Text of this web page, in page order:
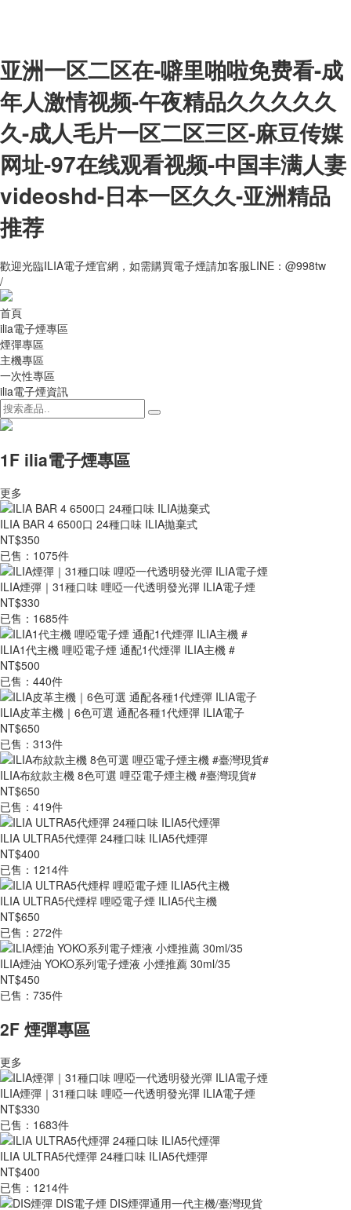
亚洲一区二区在-噼里啪啦免费看-成
年人激情视频-午夜精品久久久久久
久-成人毛片一区二区三区-麻豆传媒
网址-97在线观看视频-中国丰满人妻
videoshd-日本一区久久-亚洲精品
推荐
歡迎光臨ILIA電子煙官網，如需購買電子煙請加客服LINE：@998tw
/
首頁
ilia電子煙專區
煙彈專區
主機專區
一次性專區
ilia電子煙資訊
1F ilia電子煙專區
更多
ILIA BAR 4 6500口 24種口味 ILIA拋棄式
NT$350
已售：1075件
ILIA煙彈｜31種口味 哩啞一代透明發光彈 ILIA電子煙
NT$330
已售：1685件
ILIA1代主機 哩啞電子煙 通配1代煙彈 ILIA主機 #
NT$500
已售：440件
ILIA皮革主機｜6色可選 通配各種1代煙彈 ILIA電子
NT$650
已售：313件
ILIA布紋款主機 8色可選 哩亞電子煙主機 #臺灣現貨#
NT$650
已售：419件
ILIA ULTRA5代煙彈 24種口味 ILIA5代煙彈
NT$400
已售：1214件
ILIA ULTRA5代煙桿 哩啞電子煙 ILIA5代主機
NT$650
已售：272件
ILIA煙油 YOKO系列電子煙液 小煙推薦 30ml/35
NT$450
已售：735件
2F 煙彈專區
更多
ILIA煙彈｜31種口味 哩啞一代透明發光彈 ILIA電子煙
NT$330
已售：1683件
ILIA ULTRA5代煙彈 24種口味 ILIA5代煙彈
NT$400
已售：1214件